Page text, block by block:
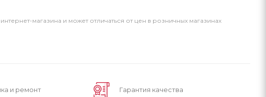
магазина и может отличаться от цен в розничных магазинах
и ремонт Гарантия качества